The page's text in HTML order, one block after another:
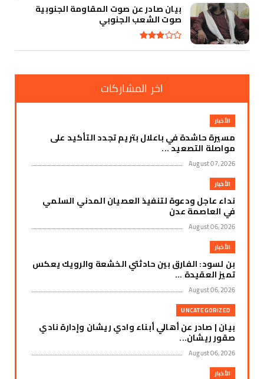
بيان صادر عن صوت المقاومة الجنوبية
صوت الشعب الجنوبي
اخر المشاركات
الأخبار
مسيرة حاشدة في باعلال بتريم تجدد التأكيد على
مواصلة التصعيد ...
August 07, 2026
الأخبار
نداء عاجل ودعوة لتنفيذ العصيان المدني السلمي
في العاصمة عدن
August 06, 2026
الأخبار
بن لسود: الفارق بين حادثتي الخشعة والرويك يعكس
تميز العقيدة ...
August 06, 2026
UNCATEGORIZED
بيان | صادر عن أهالي أبناء وادي ريشان وإدارة نادي
صقور ريشان...
August 06, 2026
الأخبار